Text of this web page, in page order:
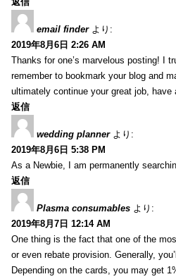
email finder より:
2019年8月6日 2:26 AM
Thanks for one’s marvelous posting! I
remember to bookmark your blog and
ultimately continue your great job, have
返信
wedding planner より:
2019年8月6日 5:38 PM
As a Newbie, I am permanently
返信
Plasma consumables より:
2019年8月7日 12:14 AM
One thing is the fact that one of the
or even rebate provision. Generally,
Depending on the cards, you may get